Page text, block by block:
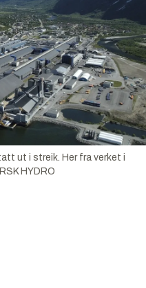
ut i streik. Her fra verket i
HYDRO